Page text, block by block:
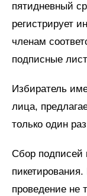
пятидневный
регистрирует
членам
подписные
Избиратель
лица,
только один
Сбор подписей
проведение не